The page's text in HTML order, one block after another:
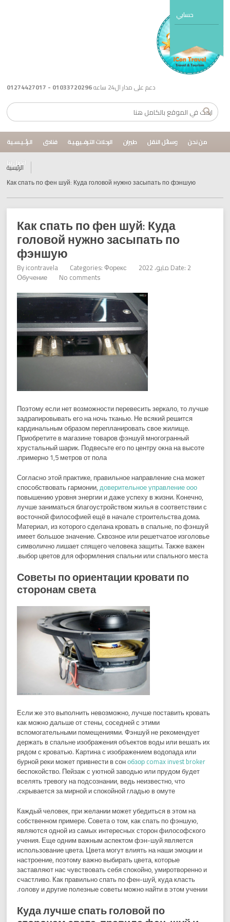
حسابي
دعم على مدار ال24 ساعه 01033720296 - 01274427017
الـرئــيـسـية فنادق الرحلات التـرفــيهـيـة طيران وسائل النقل
من نحن
اتصل بنا
الرئيسية
Как спать по фен шуй: Куда головой нужно засыпать по фэншую
Как спать по фен шуй: Куда
головой нужно засыпать по
фэншую
Date: 2 مايو، 2022 Byicontravela Categories:Форекс
Обучение No comments
Поэтому если нет возможности перевесить зеркало, то лучше
задрапировывать его на ночь тканью. Не всякий решится
кардинальным образом перепланировать свое жилище.
Приобретите в магазине товаров фэншуй многогранный
хрустальный шарик. Подвесьте его по центру окна на высоте
примерно 1,5 метров от пола.
Согласно этой практике, правильное направление сна может
способствовать гармонии,доверительное управление ооо
повышению уровня энергии и даже успеху в жизни. Конечно,
лучше заниматься благоустройством жилья в соответствии с
восточной философией ещё в начале строительства дома.
Материал, из которого сделана кровать в спальне, по фэншуй
имеет большое значение. Сквозное или решетчатое изголовье
символично лишает спящего человека защиты. Также важен
выбор цветов для оформления спальни или спального места.
Советы по ориентации кровати по
сторонам света
Если же это выполнить невозможно, лучше поставить кровать
как можно дальше от стены, соседней с этими
вспомогательными помещениями. Фэншуй не рекомендует
держать в спальне изображения объектов воды или вешать их
рядом с кроватью. Картина с изображением водопада или
бурной реки может привнести в сонобзор comax invest broker
беспокойство. Пейзаж с уютной заводью или прудом будет
вселять тревогу на подсознании, ведь неизвестно, что
скрывается за мирной и спокойной гладью в омуте.
Каждый человек, при желании может убедиться в этом на
собственном примере. Совета о том, как спать по фэншую,
являются одной из самых интересных сторон философского
учения. Еще одним важным аспектом фэн-шуй является
использование цвета. Цвета могут влиять на наши эмоции и
настроение, поэтому важно выбирать цвета, которые
заставляют нас чувствовать себя спокойно, умиротворенно и
счастливо. Как правильно спать по фен-шуй, куда класть
голову и другие полезные советы можно найти в этом учении.
Куда лучше спать головой по